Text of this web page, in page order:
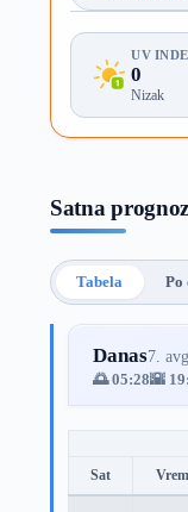
UV
0
Nizak
Satna
Tabela Po
Danas7.
🌅 05:28🌇
Sat